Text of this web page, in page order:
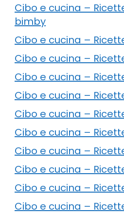
Cibo e cucina –
bimby
Cibo e cucina –
Cibo e cucina –
Cibo e cucina –
Cibo e cucina –
Cibo e cucina –
Cibo e cucina –
Cibo e cucina –
Cibo e cucina –
Cibo e cucina –
Cibo e cucina –